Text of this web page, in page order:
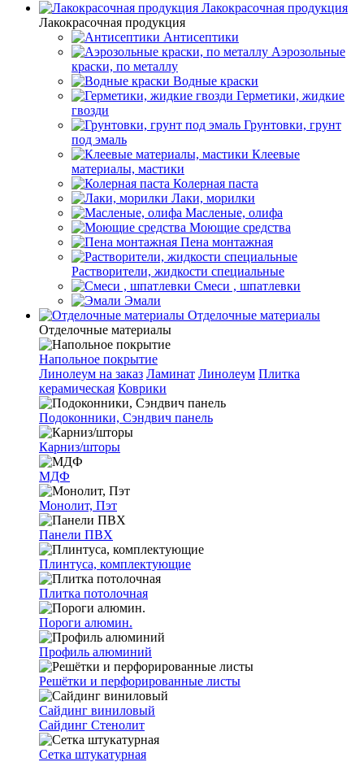
Лакокрасочная продукция
Лакокрасочная продукция
Антисептики
Аэрозольные
краски, по металлу
Водные краски
Герметики, жидкие
гвозди
Грунтовки, грунт
под эмаль
Клеевые
материалы, мастики
Колерная паста
Лаки, морилки
Масленые, олифа
Моющие средства
Пена монтажная
Растворители, жидкости специальные
Смеси , шпатлевки
Эмали
Отделочные материалы
Отделочные материалы
Напольное покрытие
Линолеум на заказ Ламинат Линолеум Плитка
керамическая Коврики
Подоконники, Сэндвич панель
Карниз/шторы
МДФ
Монолит, Пэт
Панели ПВХ
Плинтуса, комплектующие
Плитка потолочная
Пороги алюмин.
Профиль алюминий
Решётки и перфорированные листы
Сайдинг виниловый
Сайдинг Стенолит
Сетка штукатурная